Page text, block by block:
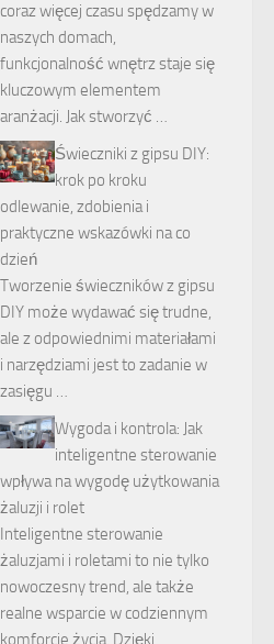
coraz więcej czasu spędzamy w
naszych domach,
funkcjonalność wnętrz staje się
kluczowym elementem
aranżacji. Jak stworzyć …
Świeczniki z gipsu DIY:
krok po kroku
odlewanie, zdobienia i
praktyczne wskazówki na co
dzień
Tworzenie świeczników z gipsu
DIY może wydawać się trudne,
ale z odpowiednimi materiałami
i narzędziami jest to zadanie w
zasięgu …
Wygoda i kontrola: Jak
inteligentne sterowanie
wpływa na wygodę użytkowania
żaluzji i rolet
Inteligentne sterowanie
żaluzjami i roletami to nie tylko
nowoczesny trend, ale także
realne wsparcie w codziennym
komforcie życia. Dzięki